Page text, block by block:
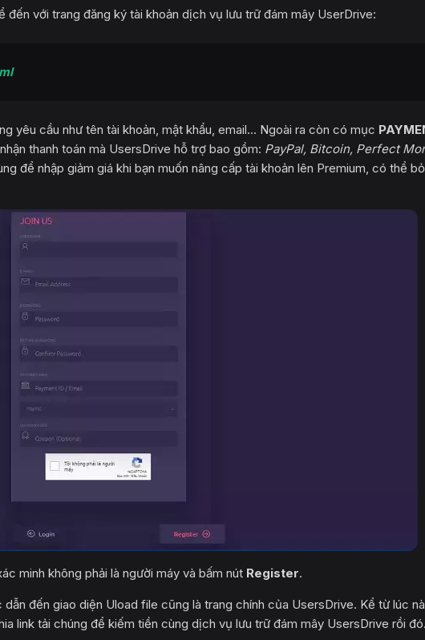
đến với trang đăng ký tài khoản dịch vụ lưu trữ đám mây UserDrive:
yêu cầu như tên tài khoản, mật khẩu, email... Ngoài ra còn có mục
thanh toán mà UsersDrive hỗ trợ bao gồm: PayPal, Bitcoin, Perfect
để nhập giảm giá khi bạn muốn nâng cấp tài khoản lên Premium, có thể bỏ
minh không phải là người máy và bấm nút Register.
đến giao diện Uload file cũng là trang chính của UsersDrive. Kể từ lúc
link tải chúng để kiếm tiền cùng dịch vụ lưu trữ đám mây UsersDrive rồi đó.